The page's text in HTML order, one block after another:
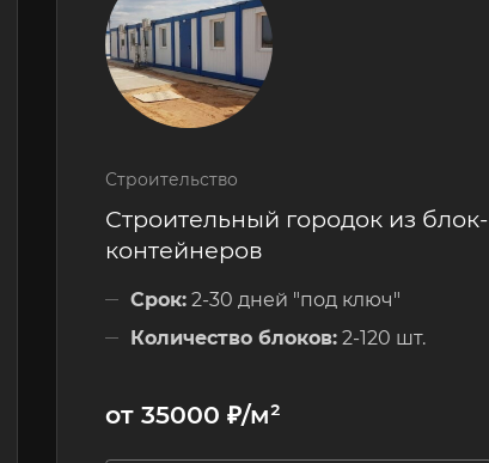
Строительство
Строительный городок из блок-
контейнеров
Срок: 2-30 дней "под ключ"
Количество блоков: 2-120 шт.
от 35000 ₽/м²